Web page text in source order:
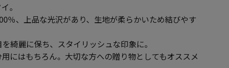
。
％、上品な光沢があり、生地が柔らかいため結びやす
綺麗に保ち、スタイリッシュな印象に。
にはもちろん。大切な方への贈り物としてもオススメ